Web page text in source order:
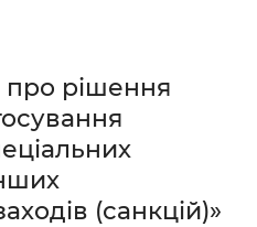
про рішення
(санкцій)»